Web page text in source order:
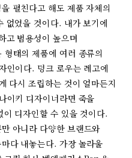
펼친다고 해도 제품 자체의
없었을 것이다. 내가 보기에
고 범용성이 높으며
태의 제품에 여러 종류의
인이다. 덩크 로우는 레고에
다시 조립하는 것이 얼마든지
이키 디자이너라면 죽을
디자인할 수 있을 것이다.
아니라 다양한 브랜드와
다 내놓는다. 가장 놀라울